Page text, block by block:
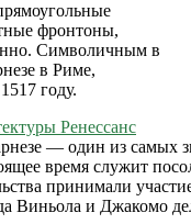
фронтоны,
Символичным в
в Риме,
году.
— один из самых
время служит
принимали
Виньола и Джакомо